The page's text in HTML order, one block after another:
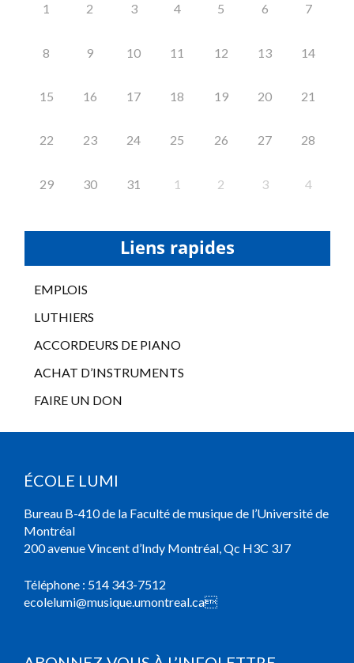
1 2 3 4 5 6 7
8 9 10 11 12 13 14
15 16 17 18 19 20 21
22 23 24 25 26 27 28
29 30 31 1 2 3 4
Liens rapides
EMPLOIS
LUTHIERS
ACCORDEURS DE PIANO
ACHAT D’INSTRUMENTS
FAIRE UN DON
ÉCOLE LUMI
Bureau B-410 de la Faculté de musique de l’Université de
Montréal
200 avenue Vincent d’Indy Montréal, Qc H3C 3J7
Téléphone : 514 343-7512
ecolelumi@musique.umontreal.ca